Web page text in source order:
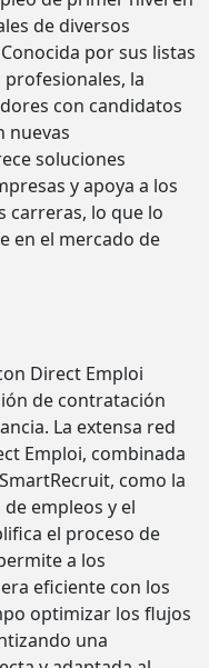
de diversos
por sus listas
la
con candidatos
nuevas
soluciones
y apoya a los
carreras, lo que lo
en el mercado de
Direct Emploi
de contratación
La extensa red
Emploi, combinada
como la
empleos y el
el proceso de
a los
eficiente con los
optimizar los flujos
una